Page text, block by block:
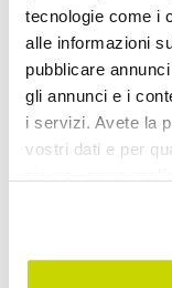
tecnologie come i
alle informazioni
pubblicare
gli annunci e i
i servizi. Avete la
vostri dati e per
modificare o
momento dalla
sull'icona di